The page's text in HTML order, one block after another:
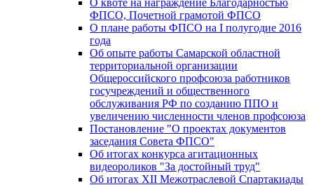
ФПСО, Почетной грамотой ФПСО
О плане работы ФПСО на I полугодие 2016
года
Об опыте работы Самарской областной
территориальной организации
Общероссийского профсоюза работников
госучреждений и общественного
обслуживания РФ по созданию ППО и
увеличению численности членов профсоюза
Постановление "О проектах документов
заседания Совета ФПСО"
Об итогах конкурса агитационных
видеороликов "За достойный труд"
Об итогах XII Межотраслевой Спартакиады